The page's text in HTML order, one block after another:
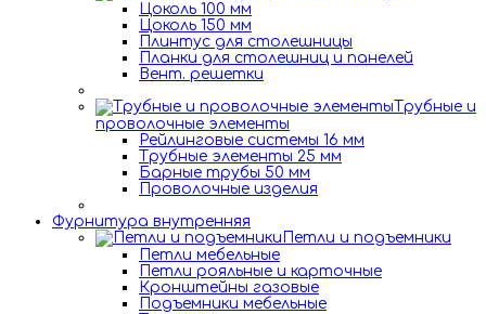
Цоколь 100 мм
Цоколь 150 мм
Плинтус для столешницы
Планки для столешниц и панелей
Вент. решетки
Трубные и
проволочные элементы
Рейлинговые системы 16 мм
Трубные элементы 25 мм
Барные трубы 50 мм
Проволочные изделия
Фурнитура внутренняя
Петли и подъемники
Петли мебельные
Петли рояльные и карточные
Кронштейны газовые
Подъемники мебельные